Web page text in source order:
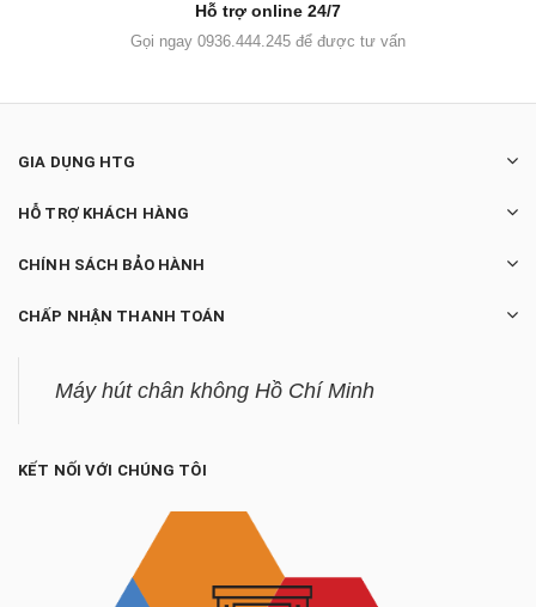
Hỗ trợ online 24/7
Gọi ngay 0936.444.245 để được tư vấn
GIA DỤNG HTG
HỖ TRỢ KHÁCH HÀNG
CHÍNH SÁCH BẢO HÀNH
CHẤP NHẬN THANH TOÁN
Máy hút chân không Hồ Chí Minh
KẾT NỐI VỚI CHÚNG TÔI